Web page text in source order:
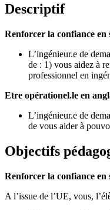
Descriptif
Renforcer la confiance en
L’ingénieur.e de
de : 1) vous aidez à
professionnel en
Etre opérationel.le en
L’ingénieur.e de
de vous aider à
Objectifs
Renforcer la confiance en
A l’issue de l’UE, vous,